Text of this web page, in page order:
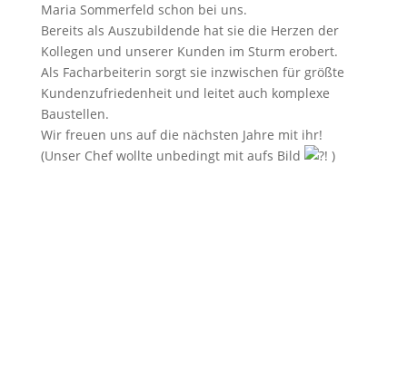
Maria Sommerfeld schon bei uns.
Bereits als Auszubildende hat sie die Herzen der
Kollegen und unserer Kunden im Sturm erobert.
Als Facharbeiterin sorgt sie inzwischen für größte
Kundenzufriedenheit und leitet auch komplexe
Baustellen.
Wir freuen uns auf die nächsten Jahre mit ihr!
(Unser Chef wollte unbedingt mit aufs Bild
! )